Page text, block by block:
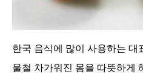
한국 음식에 많이 사용하는 대
울철 차가워진 몸을 따뜻하게